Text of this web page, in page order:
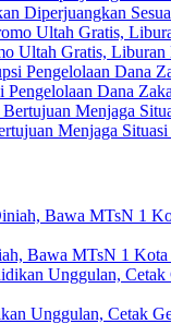
Diperjuangkan
Ultah Gratis,
Dana
Menjaga
Bawa MTsN 1 Kota
Unggulan, Cetak